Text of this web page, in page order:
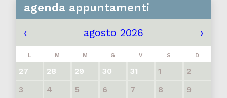
agenda appuntamenti
‹ agosto 2026 ›
L M M G V S D
27 28 29 30 31 1
2
3
4 5 6 7 8
9